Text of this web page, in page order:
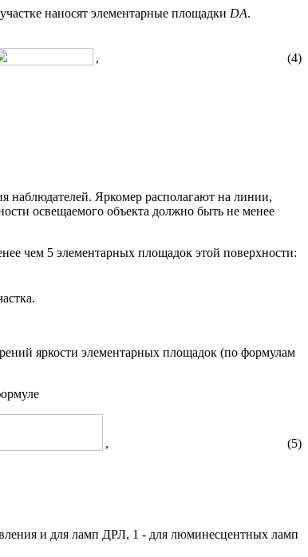
наносят элементарные площадки DA.
, (4)
наблюдателей. Яркомер располагают на линии,
освещаемого объекта должно быть не менее
чем 5 элементарных площадок этой поверхности:
яркости элементарных площадок (по формулам
, (5)
и для ламп ДРЛ, 1 - для люминесцентных ламп